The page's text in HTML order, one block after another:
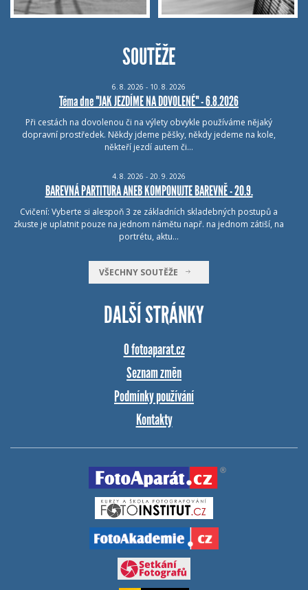
SOUTĚŽE
6. 8. 2026 - 10. 8. 2026
Téma dne "JAK JEZDÍME NA DOVOLENÉ" - 6.8.2026
Při cestách na dovolenou či na výlety obvykle používáme nějaký
dopravní prostředek. Někdy jdeme pěšky, někdy jedeme na kole,
někteří jezdí autem či…
4. 8. 2026 - 20. 9. 2026
BAREVNÁ PARTITURA ANEB KOMPONUJTE BAREVNĚ - 20.9.
Cvičení: Vyberte si alespoň 3 ze základních skladebných postupů a
zkuste je uplatnit pouze na jednom námětu např. na jednom zátiší, na
portrétu, aktu…
VŠECHNY SOUTĚŽE
DALŠÍ STRÁNKY
O fotoaparat.cz
Seznam změn
Podmínky používání
Kontakty